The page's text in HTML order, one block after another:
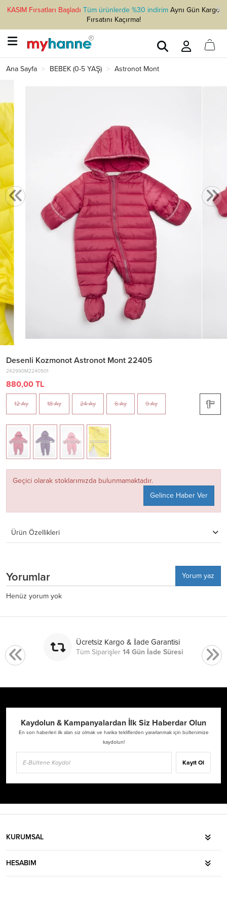
KASIM Fırsatları Başladı Tüm ürünlerde %30 indirimAynı Gün Kargo
Fırsatını Kaçırma!
Ana Sayfa BEBEK (0-5 YAŞ) Astronot Mont
Desenli Kozmonot Astronot Mont 22405
242990M2240501
880,00 TL
12 Ay 18 Ay 24 Ay 6 Ay 9 Ay
Geçici olarak stoklarımızda bulunmamaktadır.
Gelince Haber Ver
Ürün Özellikleri
Yorumlar
Yorum yaz
Henüz yorum yok
Ücretsiz Kargo & İade Garantisi
Tüm Siparişler14 Gün İade Süresi
Kaydolun & Kampanyalardan İlk Siz Haberdar Olun
En son haberleri ilk alan siz olmak ve harika tekliflerden yararlanmak için bültenimize
kaydolun!
Kayıt Ol
KURUMSAL
HESABIM